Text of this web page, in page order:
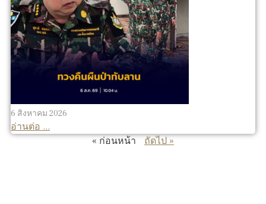
6 สิงหาคม 2026
อ่านต่อ ...
« ก่อนหน้า
ถัดไป »